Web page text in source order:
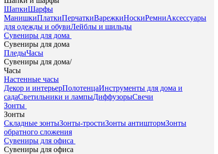
ШапкиШарфы
МанишкиПлаткиПерчаткиВарежкиНоскиРемниАксессуары
для одежды и обувиЛейблы и шильды
Сувениры для дома
Сувениры для дома
ПледыЧасы
Сувениры для дома/
Часы
Настенные часы
Декор и интерьерПолотенцаИнструменты для дома и
садаСветильники и лампыДиффузорыСвечи
Зонты
Зонты
Складные зонтыЗонты-тростиЗонты антиштормЗонты
обратного сложения
Сувениры для офиса
Сувениры для офиса